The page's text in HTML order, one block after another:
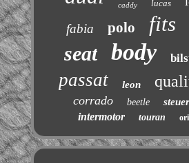
caddy lucas
fabia polo fits
seat body
passat leon
corrado beetle
intermotor touran